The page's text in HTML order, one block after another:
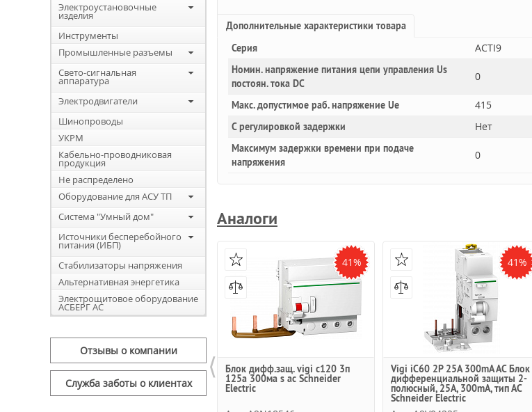
Электроустановочные
изделия
Инструменты
Промышленные разъемы
Свето-сигнальная
аппаратура
Электродвигатели
Шинопроводы
УКРМ
Кабельно-проводниковая
продукция
Не распределено
Оборудование для АСУ ТП
Система "Умный дом"
Источники бесперебойного
питания (ИБП)
Стабилизаторы напряжения
Альтернативная энергетика
Электрощитовое оборудование
АСБЕРГ АС
Отзывы о компании
Служба заботы о клиентах
Дополнительные характеристики товара
Серия
ACTI9
Номин. напряжение питания цепи управления Us
постоян. тока DC
0
Макс. допустимое раб. напряжение Ue 415
С регулировкой задержки Нет
Максимум задержки времени при подаче
напряжения
0
Аналоги
41%
Блок дифф.защ. vigi c120 3п
125a 300ма s ac Schneider
Electric
41%
Vigi iC60 2Р 25A 300mA AC Блок
дифференциальной защиты 2-
полюсный, 25A, 300mA, тип АC
Schneider Electric
⟨